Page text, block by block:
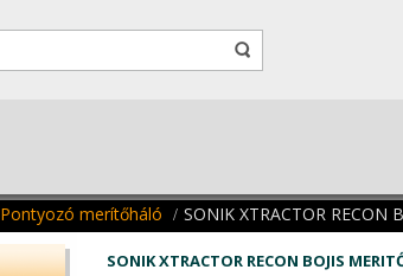
Pontyozó merítőháló SONIK XTRACTOR RECON
SONIK XTRACTOR RECON BOJIS